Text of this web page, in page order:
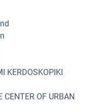
KERDOSKOPIKI
OF URBAN